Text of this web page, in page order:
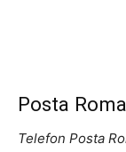
Posta
Telefon Posta